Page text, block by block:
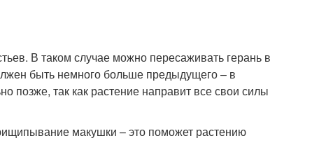
В таком случае можно пересаживать герань в
быть немного больше предыдущего – в
позже, так как растение направит все свои силы
макушки – это поможет растению